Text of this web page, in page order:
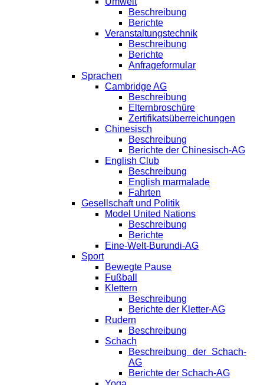
Beschreibung
Berichte
Veranstaltungstechnik
Beschreibung
Berichte
Anfrageformular
Sprachen
Cambridge AG
Beschreibung
Elternbroschüre
Zertifikatsüberreichungen
Chinesisch
Beschreibung
Berichte der Chinesisch-AG
English Club
Beschreibung
English marmalade
Fahrten
Gesellschaft und Politik
Model United Nations
Beschreibung
Berichte
Eine-Welt-Burundi-AG
Sport
Bewegte Pause
Fußball
Klettern
Beschreibung
Berichte der Kletter-AG
Rudern
Beschreibung
Schach
Beschreibung der Schach-
AG
Berichte der Schach-AG